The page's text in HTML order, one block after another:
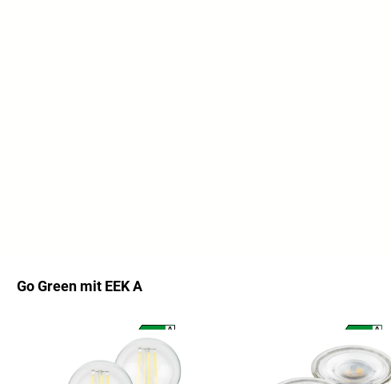
Go Green mit EEK A
A
A
G
A